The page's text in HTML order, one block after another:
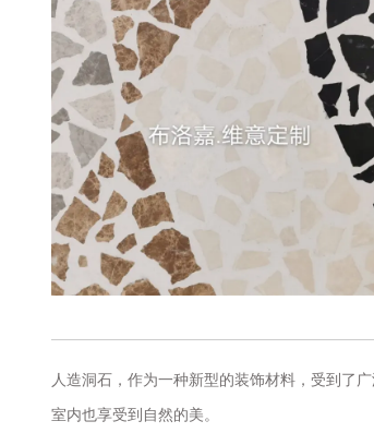
人造洞石 ，作为一种新型的装饰材料，受到了
室内也享受到自然的美。